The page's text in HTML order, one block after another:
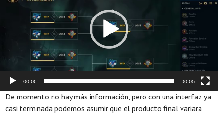
00:00 00:05
De momento no hay más información, pero con una interfaz ya
casi terminada podemos asumir que el producto final variará